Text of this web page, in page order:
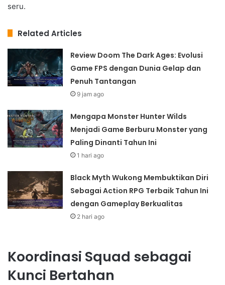
seru.
Related Articles
Review Doom The Dark Ages: Evolusi
Game FPS dengan Dunia Gelap dan
Penuh Tantangan
9 jam ago
Mengapa Monster Hunter Wilds
Menjadi Game Berburu Monster yang
Paling Dinanti Tahun Ini
1 hari ago
Black Myth Wukong Membuktikan Diri
Sebagai Action RPG Terbaik Tahun Ini
dengan Gameplay Berkualitas
2 hari ago
Koordinasi Squad sebagai
Kunci Bertahan